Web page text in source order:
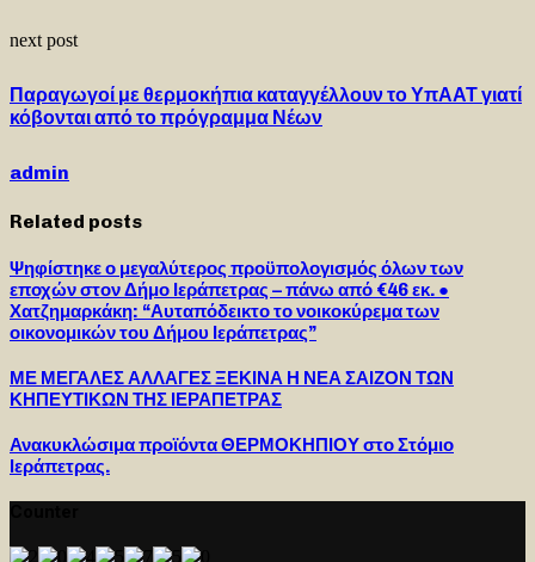
next post
Παραγωγοί με θερμοκήπια καταγγέλλουν το ΥπΑΑΤ γιατί
κόβονται από το πρόγραμμα Νέων
admin
Related posts
Ψηφίστηκε ο μεγαλύτερος προϋπολογισμός όλων των
εποχών στον Δήμο Ιεράπετρας – πάνω από €46 εκ. ●
Χατζημαρκάκη: “Αυταπόδεικτο το νοικοκύρεμα των
οικονομικών του Δήμου Ιεράπετρας”
ΜΕ ΜΕΓΑΛΕΣ ΑΛΛΑΓΕΣ ΞΕΚΙΝΑ Η ΝΕΑ ΣΑΙΖΟΝ ΤΩΝ
ΚΗΠΕΥΤΙΚΩΝ ΤΗΣ ΙΕΡΑΠΕΤΡΑΣ
Ανακυκλώσιμα προϊόντα ΘΕΡΜΟΚΗΠΙΟΥ στο Στόμιο
Ιεράπετρας.